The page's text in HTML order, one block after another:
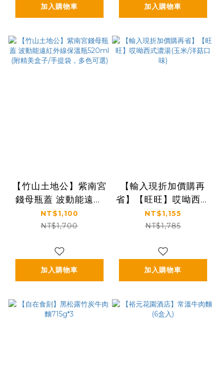
加入購物車 加入購物車
【竹山土地公】紫南宮
錢母瓶蓋 波動能遠紅
外線保溫瓶520ml (附
精美盒子/手提袋，多
NT$1,100
NT$1,700
加入購物車
【輸入現折加價購再
省】【旺旺】哎呦西式
濃湯(玉米/洋菇口味)
NT$1,155
NT$1,785
加入購物車